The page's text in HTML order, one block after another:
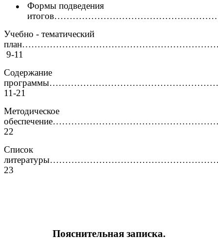
Формы подведения
Учебно - тематический
9-11
Содержание
11-21
Методическое
22
Список
23
Пояснительная записка.